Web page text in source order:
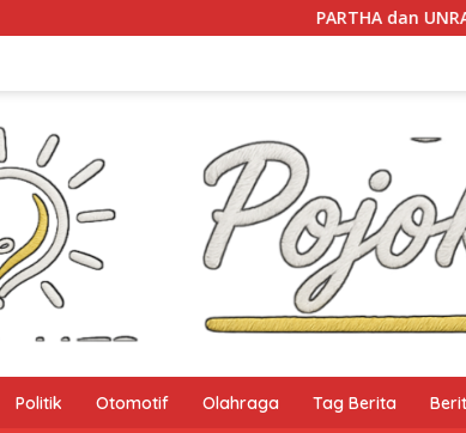
PARTHA dan UNRAM
Politik Otomotif Olahraga Tag Berita